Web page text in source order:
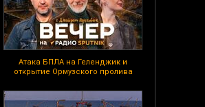
Атака БПЛА на Геленджик и
открытие Ормузского пролива